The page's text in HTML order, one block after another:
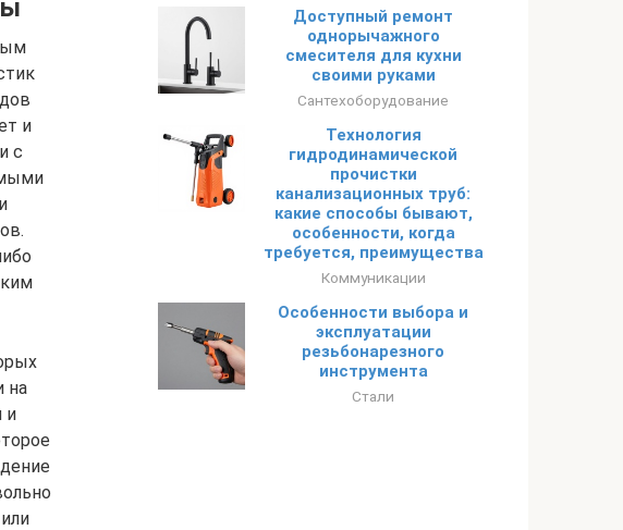
и
с
на
и
Доступный ремонт
однорычажного
смесителя для кухни
своими руками
Сантехоборудование
Технология
гидродинамической
прочистки
канализационных труб:
какие способы бывают,
особенности, когда
требуется, преимущества
Коммуникации
Особенности выбора и
эксплуатации
резьбонарезного
инструмента
Стали